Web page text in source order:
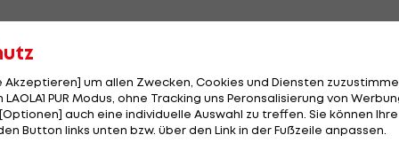
Akzeptieren] um allen Zwecken, Cookies und Diensten
PUR Modus, ohne Tracking uns Peronsalisierung von
auch eine individuelle Auswahl zu treffen. Sie können
Button links unten bzw. über den Link in der Fußzeile anpassen.